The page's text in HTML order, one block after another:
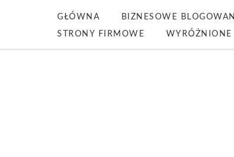
GŁÓWNA BIZNESOWE
STRONY FIRMOWE WYRÓŻNIONE